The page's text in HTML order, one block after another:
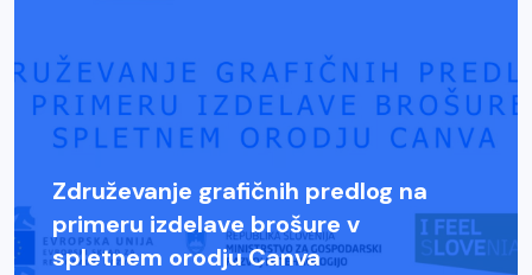
Združevanje grafičnih predlog na
primeru izdelave brošure v
spletnem orodju Canva